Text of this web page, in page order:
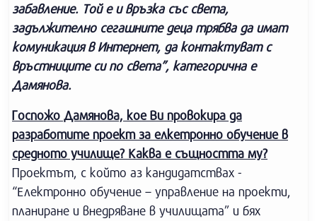
забавление. Той е и връзка със света,
задължително сегашните деца трябва да имат
комуникация в Интернет, да контактуват с
връстниците си по света”, категорична е
Дамянова.
Госпожо Дамянова, кое Ви провокира да
разработите проект за елкетронно обучение в
средното училище? Каква е същността му?
Проектът, с който аз кандидатствах -
“Електронно обучение – управление на проекти,
планиране и внедряване в училищата” и бях